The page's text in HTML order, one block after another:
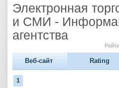
Электронная
и СМИ -
агентства
Веб-сайт Rating
1